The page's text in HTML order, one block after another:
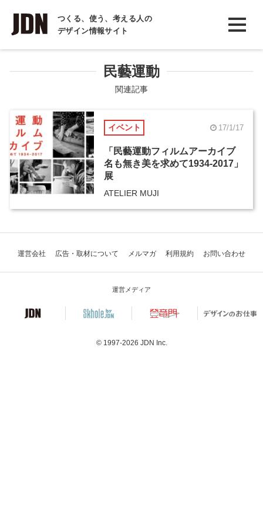
つくる、使う、考える人の
デザイン情報サイト
INTERVIEW
インタビュー
COLUMN
コラム
民藝運動
関連記事
イベント 17/1/17
「民藝運動フィルムアーカイブ
名も無き美を求めて1934-2017」
展
ATELIER MUJI
運営会社 広告・取材について メルマガ 利用規約 お問い合わせ
運営メディア
© 1997-2026 JDN Inc.